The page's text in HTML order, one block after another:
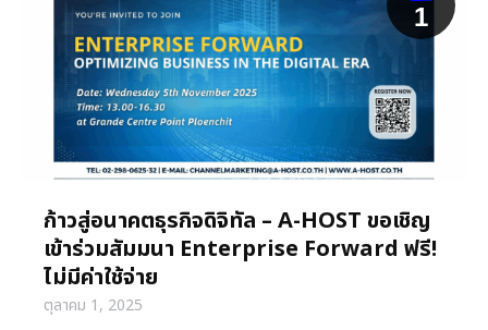
1
ก้าวสู่อนาคตธุรกิจดิจิทัล – A-HOST ขอเชิญ
เข้าร่วมสัมมนา Enterprise Forward ฟรี!
ไม่มีค่าใช้จ่าย
ตุลาคม 1, 2025